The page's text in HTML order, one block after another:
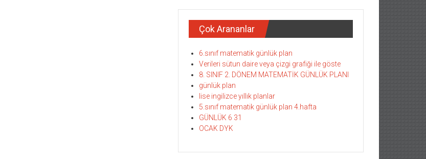
Çok Arananlar
6.sınıf matematik günlük plan
Verileri sütun daire veya çizgi grafiği ile göste
8. SINIF 2. DÖNEM MATEMATİK GÜNLÜK PLANI
günlük plan
lise ingilizce yıllık planlar
5.sınıf matematik günlük plan 4.hafta
GÜNLÜK 6 31
OCAK DYK